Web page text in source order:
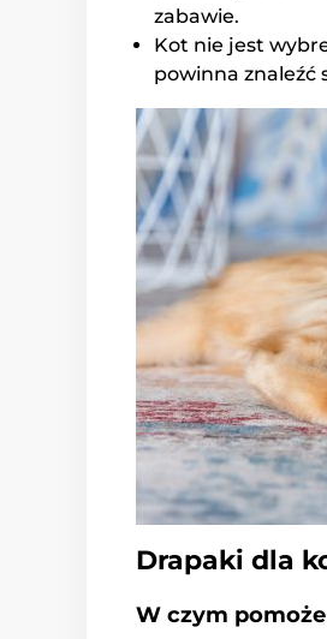
zabawie.
Kot nie jest
powinna znaleźć
Drapaki dla
W czym